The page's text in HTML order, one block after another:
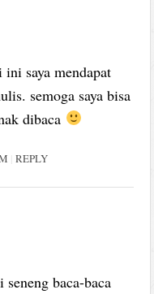
saya mendapat
semoga saya bisa
dibaca
REPLY
baca-baca